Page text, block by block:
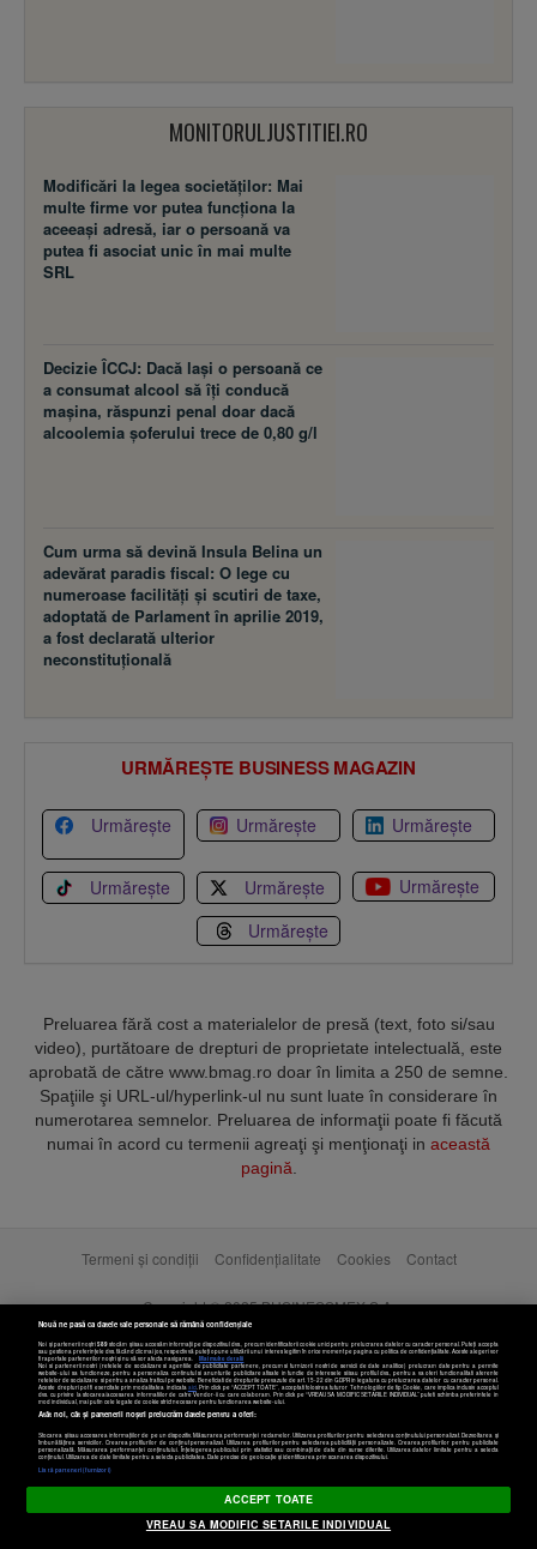
MONITORULJUSTITIEI.RO
Modificări la legea societăţilor: Mai
multe firme vor putea funcţiona la
aceeaşi adresă, iar o persoană va
putea fi asociat unic în mai multe
SRL
Decizie ÎCCJ: Dacă laşi o persoană ce
a consumat alcool să îţi conducă
maşina, răspunzi penal doar dacă
alcoolemia şoferului trece de 0,80 g/l
Cum urma să devină Insula Belina un
adevărat paradis fiscal: O lege cu
numeroase facilităţi şi scutiri de taxe,
adoptată de Parlament în aprilie 2019,
a fost declarată ulterior
neconstituţională
URMĂREȘTE BUSINESS MAGAZIN
Urmărește Urmărește Urmărește
Urmărește Urmărește
Urmărește
Urmărește
Preluarea fără cost a materialelor de presă (text, foto si/sau
video), purtătoare de drepturi de proprietate intelectuală, este
aprobată de către www.bmag.ro doar în limita a 250 de semne.
Spaţiile şi URL-ul/hyperlink-ul nu sunt luate în considerare în
numerotarea semnelor. Preluarea de informaţii poate fi făcută
numai în acord cu termenii agreaţi şi menţionaţi in această
pagină
Termeni și condiții Confidențialitate Cookies Contact
Copyright © 2025 BUSINESSMEX S.A.
Setări cookies
Nouă ne pasă ca datele tale personale să rămână confidențiale
Noi și partenerii noștri589stocăm și/sau accesăm informații pe dispozitivul dvs., precum identificatorii cookie unici pentru prelucrarea datelor cu caracter personal. Puteți accepta
sau gestiona preferințele dvs. făcând clic mai jos, respectiv vă puteți opune utilizării unui interes legitim în orice moment pe pagina cu politica de confidențialitate. Aceste alegeri vor
fi raportate partenerilor noștri și nu vă vor afecta navigarea.
Mai multe detalii
Noi si partenerii nostri (retelele de socializare si agentiile de publicitate partenere, precum si furnizorii nostri de servicii de date analitice) prelucram date pentru a permite
website-ului sa functioneze, pentru a personaliza continutul si anunturile publicitare afisate in functie de interesele si/sau profilul dvs., pentru a va oferi functionalitati aferente
retelelor de socializare si pentru a analiza traficul pe website. Beneficiati de drepturile prevazute de art. 15-22 din GDPR in legatura cu prelucrarea datelor cu caracter personal.
Aceste drepturi pot fi exercitate prin modalitatea indicataaici. Prin click pe “ACCEPT TOATE”, acceptati folosirea tuturor Tehnologiilor de tip Cookie, care implica inclusiv acceptul
dvs. cu privire la stocarea/accesarea informatiilor de catre Vendor-ii cu care colaboram. Prin click pe “VREAU SA MODIFIC SETARILE INDIVIDUAL” puteti schimba preferintele in
mod individual, mai putin cele legate de cookie strict necesare pentru functionarea website-ului.
Atât noi, cât și partenerii noștri prelucrăm datele pentru a oferi:
Stocarea și/sau accesarea informațiilor de pe un dispozitiv. Măsurarea performanței reclamelor. Utilizarea profilurilor pentru selectarea conținutului personalizat. Dezvoltarea și
îmbunătățirea serviciilor. Crearea profilurilor de conținut personalizat. Utilizarea profilurilor pentru selectarea publicității personalizate. Crearea profilurilor pentru publicitate
personalizată. Măsurarea performanței conținutului. Înțelegerea publicului prin statistici sau combinații de date din surse diferite. Utilizarea datelor limitate pentru a selecta
conținutul. Utilizarea de date limitate pentru a selecta publicitatea. Date precise de geolocație și identificarea prin scanarea dispozitivului.
Listă parteneri (furnizori)
ACCEPT TOATE
VREAU SA MODIFIC SETARILE INDIVIDUAL